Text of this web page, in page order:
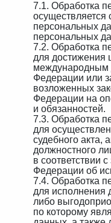
7.1. Обработка
осуществляется
персональных
персональных
7.2. Обработка
для достижения
международным
Федерации или
возложенных
Федерации на
и обязанностей.
7.3. Обработка
для
судебного акта,
должностного
в соответствии
Федерации об
7.4. Обработка
для исполнения
либо
по которому